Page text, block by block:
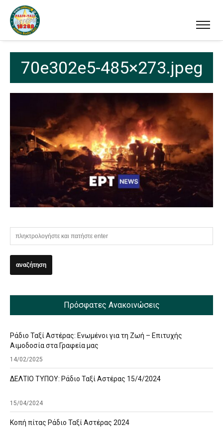
70e302e5-485×273.jpeg
Πρόσφατες Ανακοινώσεις
Ράδιο Ταξί Αστέρας: Ενωμένοι για τη Ζωή – Επιτυχής
Αιμοδοσία στα Γραφεία μας
14/02/2025
ΔΕΛΤΙΟ ΤΥΠΟΥ: Ράδιο Ταξί Αστέρας 15/4/2024
15/04/2024
Κοπή πίτας Ράδιο Ταξί Αστέρας 2024